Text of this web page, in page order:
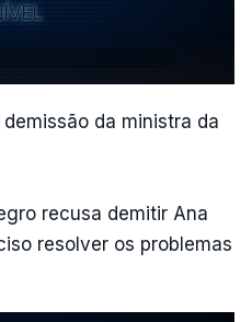
da ministra da
recusa demitir Ana
resolver os problemas